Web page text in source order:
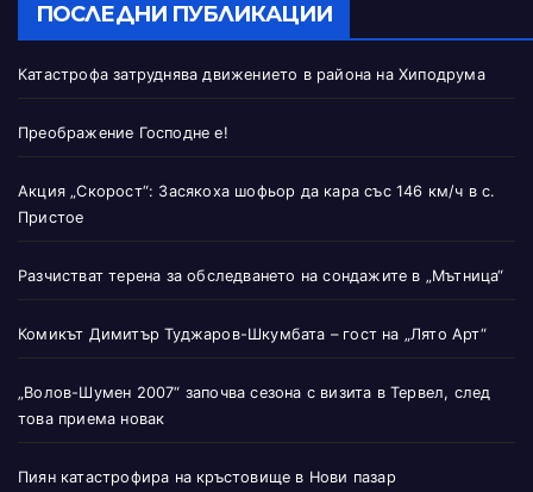
ПОСЛЕДНИ ПУБЛИКАЦИИ
Катастрофа затруднява движението в района на Хиподрума
Преображение Господне е!
Акция „Скорост“: Засякоха шофьор да кара със 146 км/ч в с.
Пристое
Разчистват терена за обследването на сондажите в „Мътница“
Комикът Димитър Туджаров-Шкумбата – гост на „Лято Арт“
„Волов-Шумен 2007“ започва сезона с визита в Тервел, след
това приема новак
Пиян катастрофира на кръстовище в Нови пазар